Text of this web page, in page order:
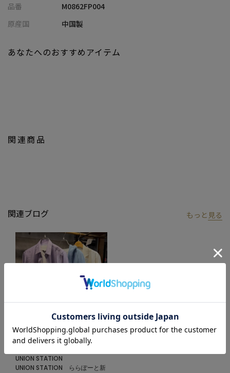
スタイルもおすすめ
ックスコーデに
アメリカントラッドを軸にアメリカンカルチャー、ストリート、
ワーク、アウトドアといった多様なスタイル・文化を柔軟に取り
入れながら、現代の大人にふさわしいファッションを追求するブ
ランドです。
品番
M0862FP004
原産国
中国製
関連商品
あなたへのおすすめアイテム
関連ブログ もっと 見る
2026.06.29
SALEスタート‼︎
UNION STATION
UNION STATION ららぽーと新